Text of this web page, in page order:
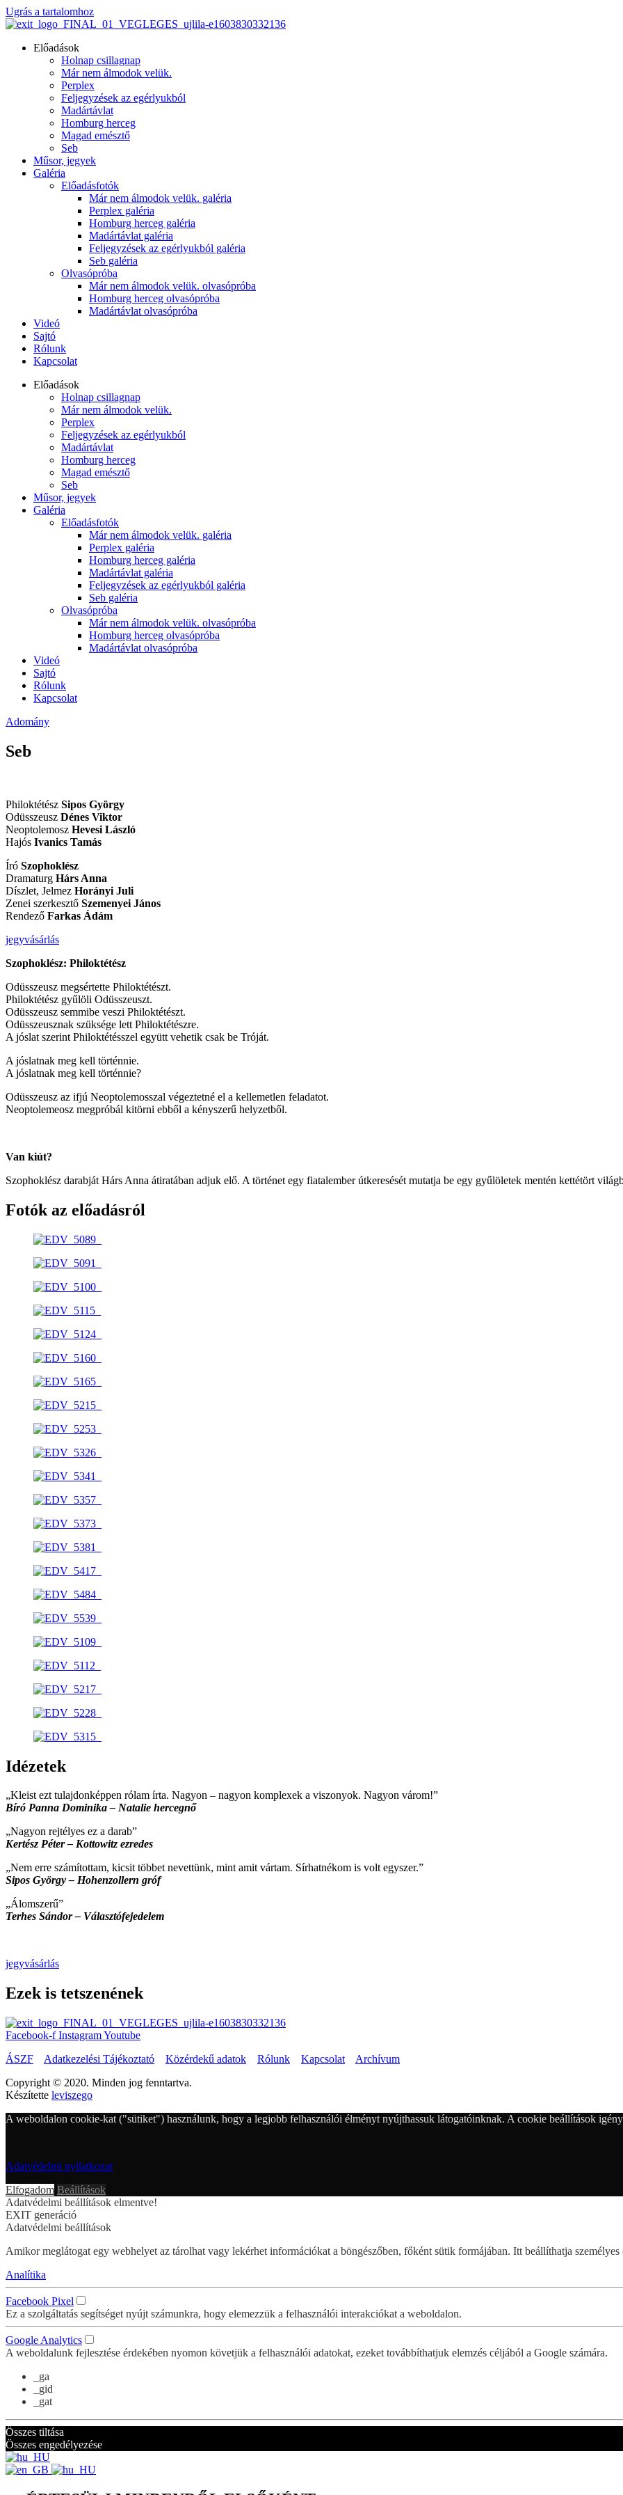
Ugrás a tartalomhoz
Előadások
Holnap csillagnap
Már nem álmodok velük.
Perplex
Feljegyzések az egérlyukból
Madártávlat
Homburg herceg
Magad emésztő
Seb
Műsor, jegyek
Galéria
Előadásfotók
Már nem álmodok velük. galéria
Perplex galéria
Homburg herceg galéria
Madártávlat galéria
Feljegyzések az egérlyukból galéria
Seb galéria
Olvasópróba
Már nem álmodok velük. olvasópróba
Homburg herceg olvasópróba
Madártávlat olvasópróba
Videó
Sajtó
Rólunk
Kapcsolat
Előadások
Holnap csillagnap
Már nem álmodok velük.
Perplex
Feljegyzések az egérlyukból
Madártávlat
Homburg herceg
Magad emésztő
Seb
Műsor, jegyek
Galéria
Előadásfotók
Már nem álmodok velük. galéria
Perplex galéria
Homburg herceg galéria
Madártávlat galéria
Feljegyzések az egérlyukból galéria
Seb galéria
Olvasópróba
Már nem álmodok velük. olvasópróba
Homburg herceg olvasópróba
Madártávlat olvasópróba
Videó
Sajtó
Rólunk
Kapcsolat
Adomány
Seb
Philoktétész Sipos György
Odüsszeusz Dénes Viktor
Neoptolemosz Hevesi László
Hajós Ivanics Tamás
Író Szophoklész
Dramaturg Hárs Anna
Díszlet, Jelmez Horányi Juli
Zenei szerkesztő Szemenyei János
Rendező Farkas Ádám
jegyvásárlás
Szophoklész: Philoktétész
Odüsszeusz megsértette Philoktétészt.
Philoktétész gyűlöli Odüsszeuszt.
Odüsszeusz semmibe veszi Philoktétészt.
Odüsszeusznak szüksége lett Philoktétészre.
A jóslat szerint Philoktétésszel együtt vehetik csak be Tróját.
A jóslatnak meg kell történnie.
A jóslatnak meg kell történnie?
Odüsszeusz az ifjú Neoptolemosszal végeztetné el a kellemetlen feladatot.
Neoptolemeosz megpróbál kitörni ebből a kényszerű helyzetből.
Van kiút?
Szophoklész darabját Hárs Anna átiratában adjuk elő. A történet egy fiatalember útkeresését mutatja be egy gyűlöletek mentén kettétört
Fotók az előadásról
Idézetek
„Kleist ezt tulajdonképpen rólam írta. Nagyon – nagyon komplexek a viszonyok. Nagyon várom!”
Bíró Panna Dominika – Natalie hercegnő
„Nagyon rejtélyes ez a darab”
Kertész Péter – Kottowitz ezredes
„Nem erre számítottam, kicsit többet nevettünk, mint amit vártam. Sírhatnékom is volt egyszer.”
Sipos György – Hohenzollern gróf
„Álomszerű”
Terhes Sándor – Választófejedelem
jegyvásárlás
Ezek is tetszenének
Facebook-f InstagramYoutube
ÁSZF
Adatkezelési Tájékoztató Közérdekű adatok Rólunk Kapcsolat
Archívum
Copyright © 2020. Minden jog fenntartva.
Készítette leviszego
A weboldalon cookie-kat ("sütiket") használunk, hogy a legjobb felhasználói élményt nyújthassuk látogatóinknak. A cookie beállítások
Adatvédelmi nyilatkozat
Elfogadom Beállítások
Adatvédelmi beállítások elmentve!
EXIT generáció
Adatvédelmi beállítások
Amikor meglátogat egy webhelyet az tárolhat vagy lekérhet információkat a böngészőben, főként sütik formájában. Itt beállíthatja személyes
Analítika
Facebook Pixel
Ez a szolgáltatás segítséget nyújt számunkra, hogy elemezzük a felhasználói interakciókat a weboldalon.
Google Analytics
A weboldalunk fejlesztése érdekében nyomon követjük a felhasználói adatokat, ezeket továbbíthatjuk elemzés céljából a Google számára.
_ga
_gid
_gat
Összes tiltása
Összes engedélyezése